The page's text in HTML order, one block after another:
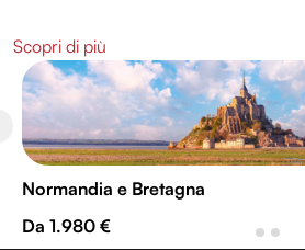
Scopri di più
Normandia e Bretagna
Da 1.980 €